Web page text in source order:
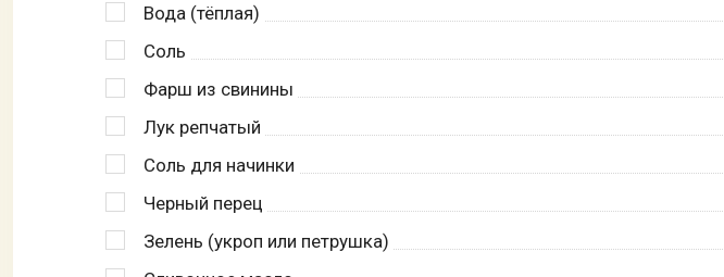
Вода (тёплая)
Соль
Фарш из свинины
Лук репчатый
Соль для начинки
Черный перец
Зелень (укроп или петрушка)